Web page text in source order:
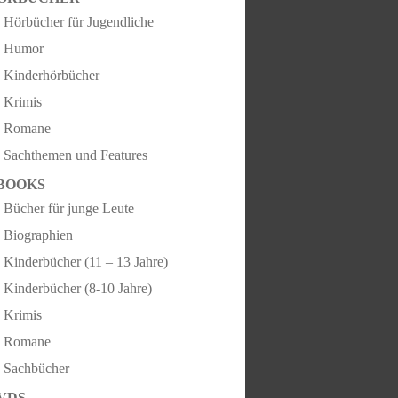
Hörbücher für Jugendliche
Humor
Kinderhörbücher
Krimis
Romane
Sachthemen und Features
Bücher für junge Leute
Biographien
Kinderbücher (11 – 13 Jahre)
Kinderbücher (8-10 Jahre)
Krimis
Romane
Sachbücher